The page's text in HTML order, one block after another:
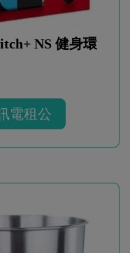
NS 健身環
電租公